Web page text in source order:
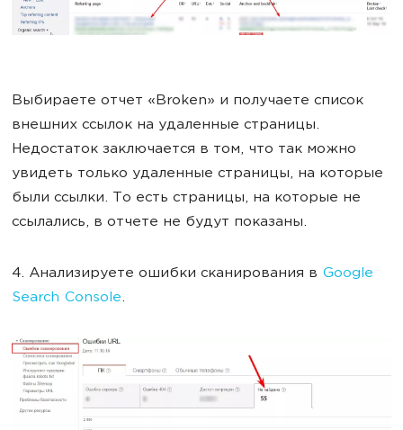
Выбираете отчет «Broken» и получаете список
внешних ссылок на удаленные страницы.
Недостаток заключается в том, что так можно
увидеть только удаленные страницы, на которые
были ссылки. То есть страницы, на которые не
ссылались, в отчете не будут показаны.
4. Анализируете ошибки сканирования в Google
Search Console.